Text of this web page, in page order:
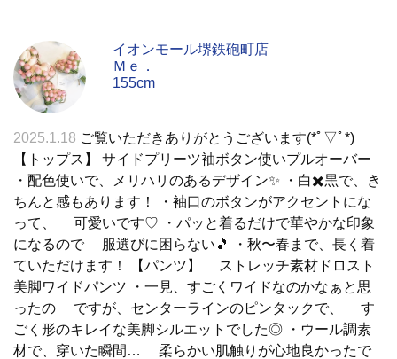
イオンモール堺鉄砲町店
Ｍｅ．
155cm
2025.1.18 ご覧いただきありがとうございます(*ﾟ▽ﾟ*)
【トップス】 サイドプリーツ袖ボタン使いプルオーバー
・配色使いで、メリハリのあるデザイン✨ ・白✖️黒で、き
ちんと感もあります！ ・袖口のボタンがアクセントにな
って、 可愛いです♡ ・パッと着るだけで華やかな印象
になるので 服選びに困らない🎵 ・秋〜春まで、長く着
ていただけます！ 【パンツ】 ストレッチ素材ドロスト
美脚ワイドパンツ ・一見、すごくワイドなのかなぁと思
ったの ですが、センターラインのピンタックで、 す
ごく形のキレイな美脚シルエットでした◎ ・ウール調素
材で、穿いた瞬間… 柔らかい肌触りが心地良かったで